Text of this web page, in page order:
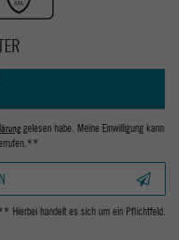
gelesen habe. Meine Einwilligung kann
Hierbei handelt es sich um ein Pflichtfeld.